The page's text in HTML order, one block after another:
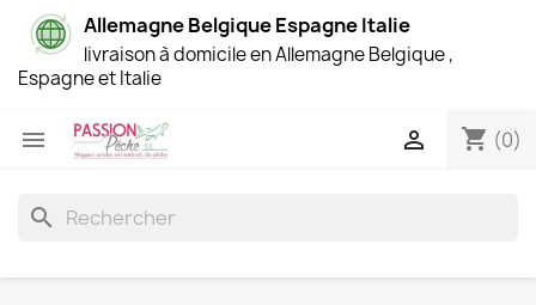
Allemagne Belgique Espagne Italie
livraison à domicile en Allemagne Belgique ,
Espagne et Italie
 shopping_cart (0)

search